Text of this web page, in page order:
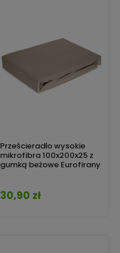
Prześcieradło wysokie
mikrofibra 100x200x25 z
gumką beżowe Eurofirany
Cena
30,90 zł